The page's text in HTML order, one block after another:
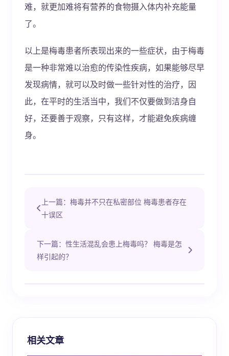
难，就更加难将有营养的食物摄入体内补充能量
了。
以上是梅毒患者所表现出来的一些症状，由于梅毒
是一种非常难以治愈的传染性疾病，如果能够尽早
发现病情，就可以及时做一些针对性的治疗，因
此，在平时的生活当中，我们不仅要做到洁身自
好，还要善于观察，只有这样，才能避免疾病缠
身。
上一篇：梅毒并不只在私密部位 梅毒患者存在
十误区
下一篇：性生活混乱会患上梅毒吗？ 梅毒是怎
样引起的？
相关文章